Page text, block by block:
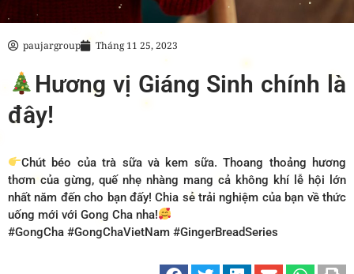
paujargroup Tháng 11 25, 2023
Hương vị Giáng Sinh chính là
đây!
Chút béo của trà sữa và kem sữa. Thoang thoảng hương
thơm của gừng, quế nhẹ nhàng mang cả không khí lễ hội lớn
nhất năm đến cho bạn đấy! Chia sẻ trải nghiệm của bạn về thức
uống mới với Gong Cha nha!
#GongCha #GongChaVietNam #GingerBreadSeries